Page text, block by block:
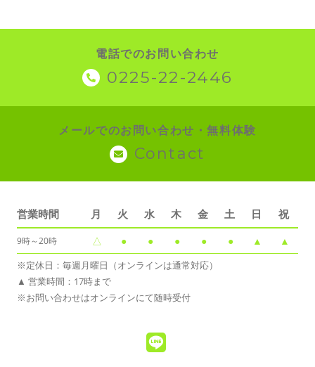
電話でのお問い合わせ
0225-22-2446
メールでのお問い合わせ・無料体験
Contact
営業時間 月 火 水 木 金 土 日 祝
9時～20時 △ ● ● ● ● ● ▲ ▲
※定休日：毎週月曜日（オンラインは通常対応）
▲ 営業時間：17時まで
※お問い合わせはオンラインにて随時受付